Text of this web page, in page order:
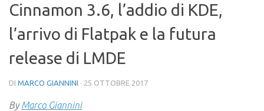
Cinnamon 3.6, l’addio di KDE,
l’arrivo di Flatpak e la futura
release di LMDE
DI MARCO GIANNINI · 25 OTTOBRE 2017
ByMarco Giannini